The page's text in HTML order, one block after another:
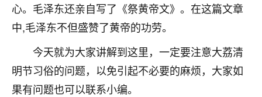
心。毛泽东还亲自写了《祭黄帝文》。在这篇文章
中,毛泽东不但盛赞了黄帝的功劳。
今天就为大家讲解到这里，一定要注意大荔清
明节习俗的问题，以免引起不必要的麻烦，大家如
果有问题也可以联系小编。
1天前 来自江西 12
青春168
我也想要，我也想要！
2天前 来自山西 15